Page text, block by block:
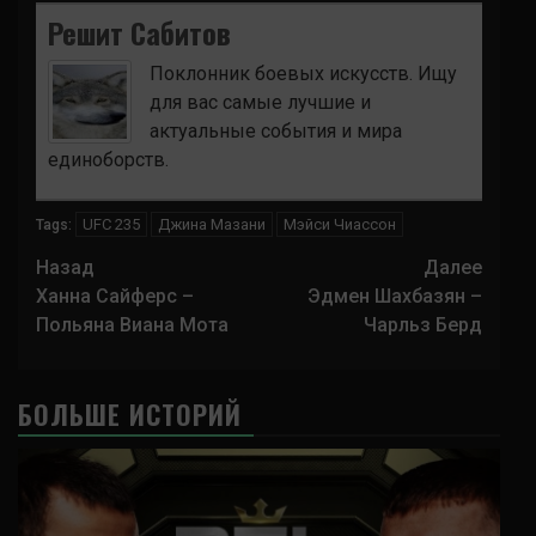
Решит Сабитов
Поклонник боевых искусств. Ищу
для вас самые лучшие и
актуальные события и мира
единоборств.
Tags: UFC 235 Джина Мазани Мэйси Чиассон
Навигация
записи
Назад
Ханна Сайферс –
Польяна Виана Мота
Далее
Эдмен Шахбазян –
Чарльз Берд
БОЛЬШЕ ИСТОРИЙ